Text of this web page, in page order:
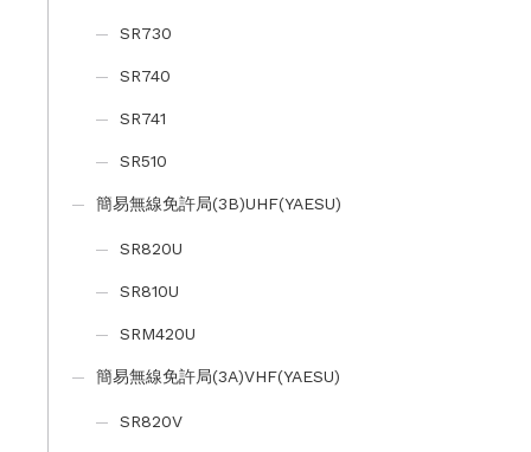
SR730
SR740
SR741
SR510
簡易無線免許局(3B)UHF(YAESU)
SR820U
SR810U
SRM420U
簡易無線免許局(3A)VHF(YAESU)
SR820V